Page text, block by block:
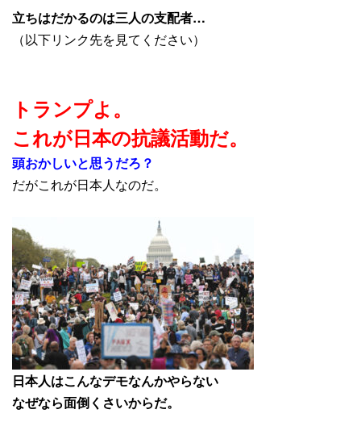
立ちはだかるのは三人の支配者…
（以下リンク先を見てください）
トランプよ。
これが日本の抗議活動だ。
頭おかしいと思うだろ？
だがこれが日本人なのだ。
日本人はこんなデモなんかやらない
なぜなら面倒くさいからだ。